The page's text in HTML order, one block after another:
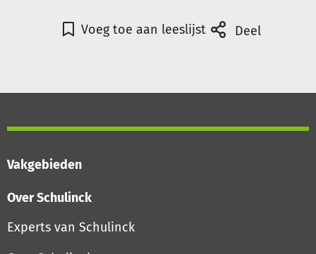
Voeg toe aan leeslijst Deel
Vakgebieden
Over Schulinck
Experts van Schulinck